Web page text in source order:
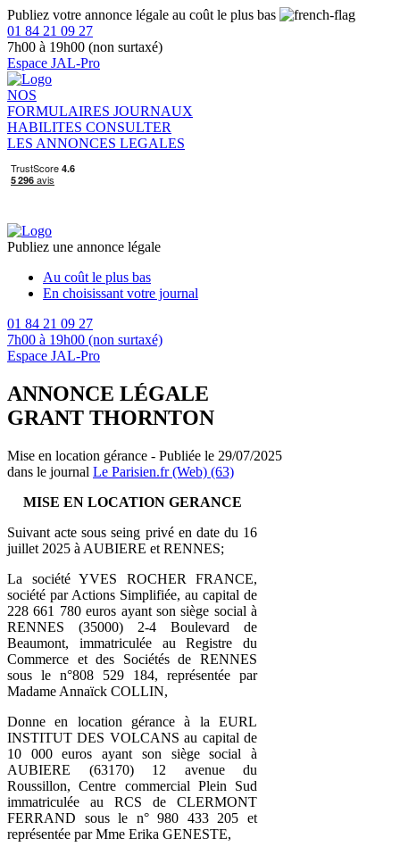
Publiez votre annonce légale au coût le plus bas
01 84 21 09 27
7h00 à 19h00 (non surtaxé)
Espace JAL-Pro
NOS
FORMULAIRES JOURNAUX
HABILITES CONSULTER
LES ANNONCES LEGALES
Publiez une annonce légale
Au coût le plus bas
En choisissant votre journal
01 84 21 09 27
7h00 à 19h00 (non surtaxé)
Espace JAL-Pro
ANNONCE LÉGALE
GRANT THORNTON
Mise en location gérance - Publiée le 29/07/2025
dans le journal Le Parisien.fr (Web) (63)
MISE EN LOCATION GERANCE
Suivant acte sous seing privé en date du 16
juillet 2025 à AUBIERE et RENNES;
La société YVES ROCHER FRANCE,
société par Actions Simplifiée, au capital de
228 661 780 euros ayant son siège social à
RENNES (35000) 2-4 Boulevard de
Beaumont, immatriculée au Registre du
Commerce et des Sociétés de RENNES
sous le n°808 529 184, représentée par
Madame Annaïck COLLIN,
Donne en location gérance à la EURL
INSTITUT DES VOLCANS au capital de
10 000 euros ayant son siège social à
AUBIERE (63170) 12 avenue du
Roussillon, Centre commercial Plein Sud
immatriculée au RCS de CLERMONT
FERRAND sous le n° 980 433 205 et
représentée par Mme Erika GENESTE,